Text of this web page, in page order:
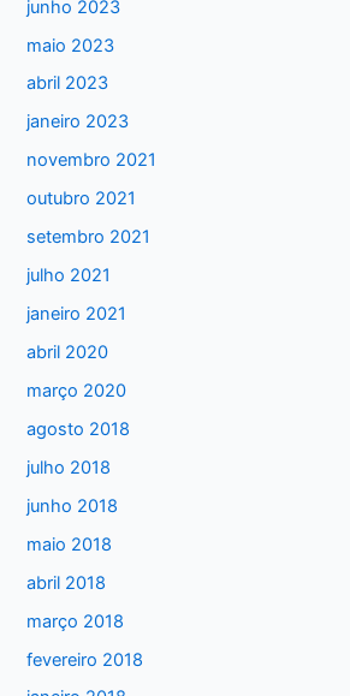
r
p
o
r
:
junho 2023
maio 2023
abril 2023
janeiro 2023
novembro 2021
outubro 2021
setembro 2021
julho 2021
janeiro 2021
abril 2020
março 2020
agosto 2018
julho 2018
junho 2018
maio 2018
abril 2018
março 2018
fevereiro 2018